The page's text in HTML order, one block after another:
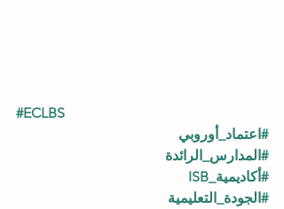
#ECLBS
#اعتماد_أوروبي
#المدارس_الرائدة
#أكاديمية_ISB
#الجودة_التعليمية